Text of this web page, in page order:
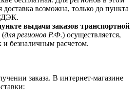
доставка возможна, только до пункта
выдачи заказов транспортной
(для регионов Р.Ф.) осуществляется,
безналичным расчетом.
заказа. В интернет-магазине